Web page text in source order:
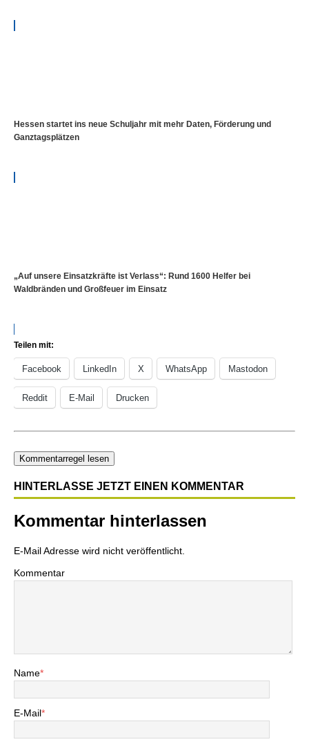
Hessen startet ins neue Schuljahr mit mehr Daten, Förderung und
Ganztagsplätzen
„Auf unsere Einsatzkräfte ist Verlass“: Rund 1600 Helfer bei
Waldbränden und Großfeuer im Einsatz
Teilen mit:
Facebook LinkedIn X WhatsApp Mastodon
Reddit E-Mail Drucken
Kommentarregel lesen
HINTERLASSE JETZT EINEN KOMMENTAR
Kommentar hinterlassen
E-Mail Adresse wird nicht veröffentlicht.
Kommentar
Name*
E-Mail*